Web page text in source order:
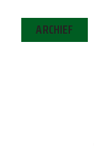
ARCHIEF